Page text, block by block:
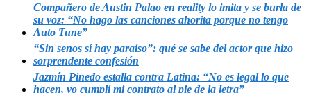
Compañero de Austin Palao en reality lo imita y se burla de
su voz: “No hago las canciones ahorita porque no tengo
Auto Tune”
“Sin senos sí hay paraíso”: qué se sabe del actor que hizo
sorprendente confesión
Jazmín Pinedo estalla contra Latina: “No es legal lo que
hacen, yo cumplí mi contrato al pie de la letra”